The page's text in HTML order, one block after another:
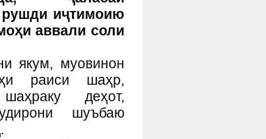
рушди иҷтимоию
аввали соли
якум, муовинон
раиси шаҳр,
деҳот,
шуъбаю